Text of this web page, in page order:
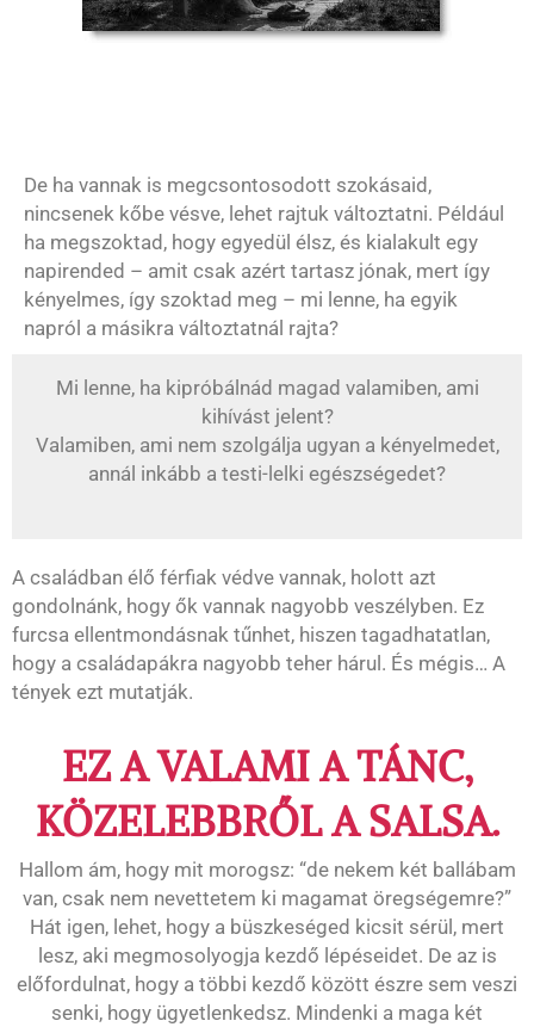
De ha vannak is megcsontosodott szokásaid,
nincsenek kőbe vésve, lehet rajtuk változtatni. Például
ha megszoktad, hogy egyedül élsz, és kialakult egy
napirended – amit csak azért tartasz jónak, mert így
kényelmes, így szoktad meg – mi lenne, ha egyik
napról a másikra változtatnál rajta?
Mi lenne, ha kipróbálnád magad valamiben, ami
kihívást jelent?
Valamiben, ami nem szolgálja ugyan a kényelmedet,
annál inkább a testi-lelki egészségedet?
A családban élő férfiak védve vannak, holott azt
gondolnánk, hogy ők vannak nagyobb veszélyben. Ez
furcsa ellentmondásnak tűnhet, hiszen tagadhatatlan,
hogy a családapákra nagyobb teher hárul. És mégis… A
tények ezt mutatják.
EZ A VALAMI A TÁNC,
KÖZELEBBRŐL A SALSA.
Hallom ám, hogy mit morogsz: “de nekem két ballábam
van, csak nem nevettetem ki magamat öregségemre?”
Hát igen, lehet, hogy a büszkeséged kicsit sérül, mert
lesz, aki megmosolyogja kezdő lépéseidet. De az is
előfordulnat, hogy a többi kezdő között észre sem veszi
senki, hogy ügyetlenkedsz. Mindenki a maga két